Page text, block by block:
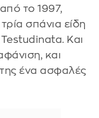
το 1997,
σπάνια είδη
Και
και
ένα ασφαλές